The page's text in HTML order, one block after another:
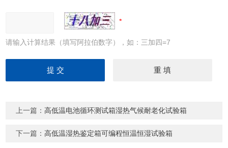
请输入计算结果（填写阿拉伯数字），如：三加四=7
上一篇：高低温电池循环测试箱湿热气候耐老化试验箱
下一篇：高低温湿热鉴定箱可编程恒温恒湿试验箱